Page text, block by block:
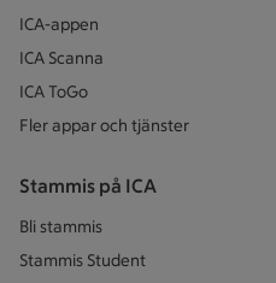
ICA-appen
ICA Scanna
ICA ToGo
Fler appar och tjänster
Stammis på ICA
Bli stammis
Stammis Student